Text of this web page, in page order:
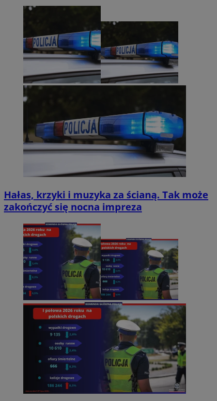
Hałas, krzyki i muzyka za ścianą. Tak może
zakończyć się nocna impreza